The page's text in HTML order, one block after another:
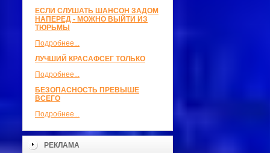
ЕСЛИ СЛУШАТЬ ШАНСОН ЗАДОМ
НАПЕРЕД - МОЖНО ВЫЙТИ ИЗ
ТЮРЬМЫ
Подробнее...
ЛУЧШИЙ КРАСАФСЕГ ТОЛЬКО
Подробнее...
БЕЗОПАСНОСТЬ ПРЕВЫШЕ
ВСЕГО
Подробнее...
РЕКЛАМА